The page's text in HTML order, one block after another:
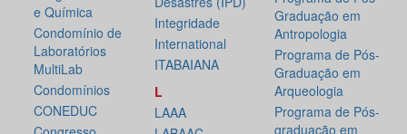
e Química
Condomínio de
Laboratórios
MultiLab
Condomínios
CONEDUC
Integridade
International
ITABAIANA
L
LAAA
Graduação em
Antropologia
Programa de Pós-
Graduação em
Arqueologia
Programa de Pós-
graduação em